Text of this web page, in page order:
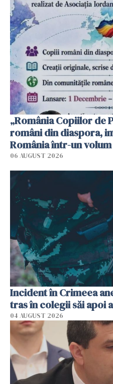
„România Copiilor de
români din diaspora,
România într-un
06 AUGUST 2026
Incident în Crimeea
tras în colegii săi apoi
04 AUGUST 2026